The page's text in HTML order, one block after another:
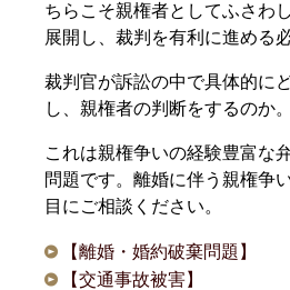
ちらこそ親権者としてふさわ
展開し、裁判を有利に進める
裁判官が訴訟の中で具体的に
し、親権者の判断をするのか。
これは親権争いの経験豊富な
問題です。離婚に伴う親権争
目にご相談ください。
【離婚・婚約破棄問題】
【交通事故被害】